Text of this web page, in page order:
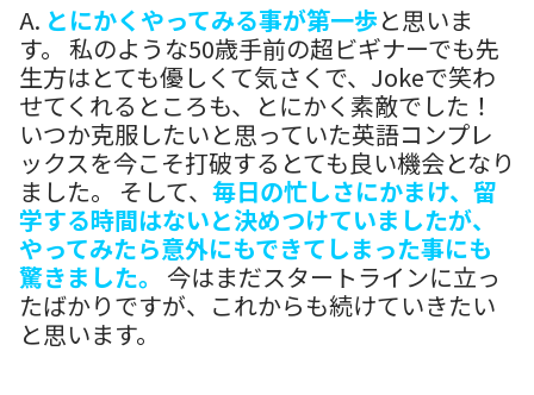
A. とにかくやってみる事が第一歩と思いま
す。 私のような50歳手前の超ビギナーでも先
生方はとても優しくて気さくで、Jokeで笑わ
せてくれるところも、とにかく素敵でした！
いつか克服したいと思っていた英語コンプレ
ックスを今こそ打破するとても良い機会となり
ました。 そして、 毎日の忙しさにかまけ、留
学する時間はないと決めつけていましたが、
やってみたら意外にもできてしまった事にも
驚きました。
今はまだスタートラインに立っ
たばかりですが、これからも続けていきたい
と思います。